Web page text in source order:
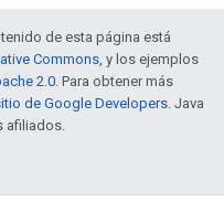
de esta página está
Commons, y los ejemplos
2.0. Para obtener más
de Google Developers. Java
afiliados.